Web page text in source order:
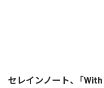
セレインノート、「